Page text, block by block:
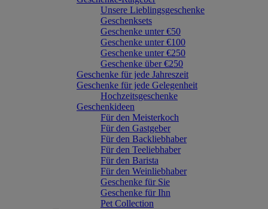
Unsere Lieblingsgeschenke
Geschenksets
Geschenke unter €50
Geschenke unter €100
Geschenke unter €250
Geschenke über €250
Geschenke für jede Jahreszeit
Geschenke für jede Gelegenheit
Hochzeitsgeschenke
Geschenkideen
Für den Meisterkoch
Für den Gastgeber
Für den Backliebhaber
Für den Teeliebhaber
Für den Barista
Für den Weinliebhaber
Geschenke für Sie
Geschenke für Ihn
Pet Collection